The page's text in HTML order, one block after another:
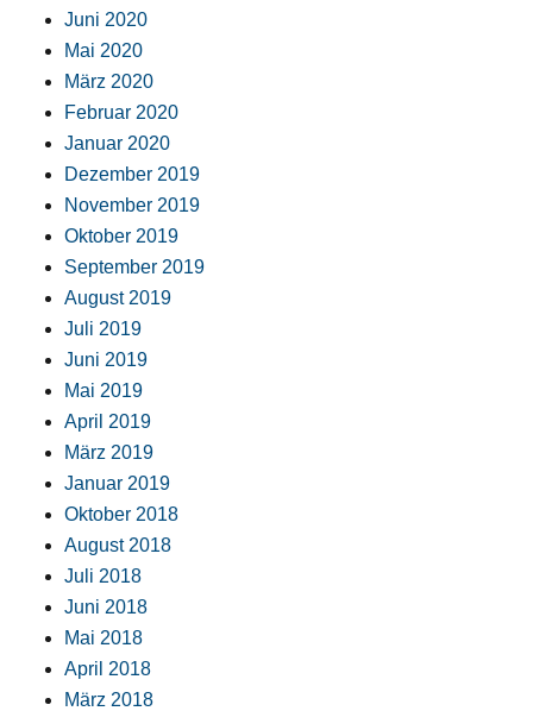
Juni 2020
Mai 2020
März 2020
Februar 2020
Januar 2020
Dezember 2019
November 2019
Oktober 2019
September 2019
August 2019
Juli 2019
Juni 2019
Mai 2019
April 2019
März 2019
Januar 2019
Oktober 2018
August 2018
Juli 2018
Juni 2018
Mai 2018
April 2018
März 2018